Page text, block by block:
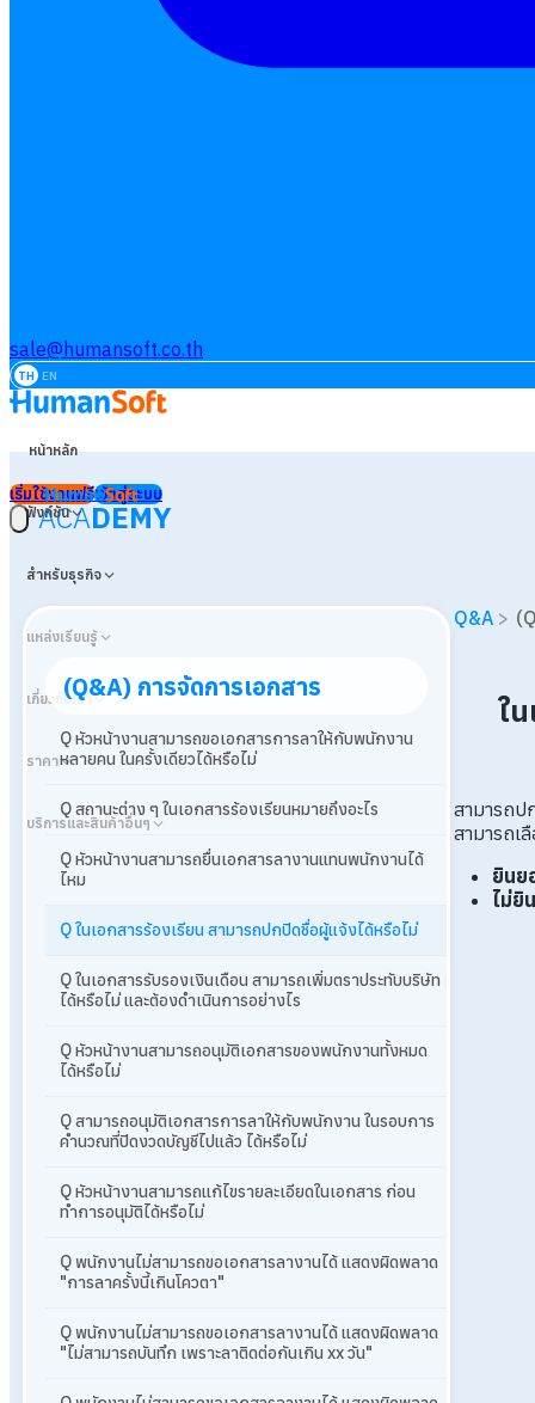
sale@humansoft.co.th
TH EN
หน้าหลัก
ฟังก์ชัน
สำหรับธุรกิจ
แหล่งเรียนรู้
เกี่ยวกับเรา
ราคา
บริการและสินค้าอื่นๆ
เริ่มใช้งานฟรีเข้าสู่ระบบ
ACADEMY
(Q&A) การจัดการเอกสาร
Q หัวหน้างานสามารถขอเอกสารการลาให้กับพนักงาน
หลายคน ในครั้งเดียวได้หรือไม่
Q สถานะต่าง ๆ ในเอกสารร้องเรียนหมายถึงอะไร
Q หัวหน้างานสามารถยื่นเอกสารลางานแทนพนักงานได้
ไหม
Q ในเอกสารร้องเรียน สามารถปกปิดชื่อผู้แจ้งได้หรือไม่
Q ในเอกสารรับรองเงินเดือน สามารถเพิ่มตราประทับบริษัท
ได้หรือไม่ และต้องดำเนินการอย่างไร
Q หัวหน้างานสามารถอนุมัติเอกสารของพนักงานทั้งหมด
ได้หรือไม่
Q สามารถอนุมัติเอกสารการลาให้กับพนักงาน ในรอบการ
คำนวณที่ปิดงวดบัญชีไปแล้ว ได้หรือไม่
Q หัวหน้างานสามารถแก้ไขรายละเอียดในเอกสาร ก่อน
ทำการอนุมัติได้หรือไม่
Q พนักงานไม่สามารถขอเอกสารลางานได้ แสดงผิดพลาด
"การลาครั้งนี้เกินโควตา"
Q พนักงานไม่สามารถขอเอกสารลางานได้ แสดงผิดพลาด
"ไม่สามารถบันทึก เพราะลาติดต่อกันเกิน xx วัน"
Q&A >
ใ
สามารถป
สามารถเ
ยินย
ไม่ยิ